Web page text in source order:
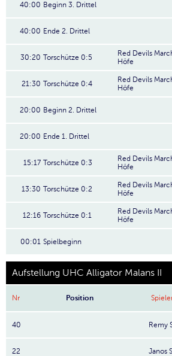
40:00 Beginn 3. Drittel
40:00 Ende 2. Drittel
30:20 Torschütze 0:5
Red Devils
Höfe
21:30 Torschütze 0:4
Red Devils
Höfe
20:00 Beginn 2. Drittel
20:00 Ende 1. Drittel
15:17 Torschütze 0:3
Red Devils
Höfe
13:30 Torschütze 0:2
Red Devils
Höfe
12:16 Torschütze 0:1
Red Devils
Höfe
00:01 Spielbeginn
Aufstellung UHC Alligator Malans II
Nr Position
40 Remy
22 Janos